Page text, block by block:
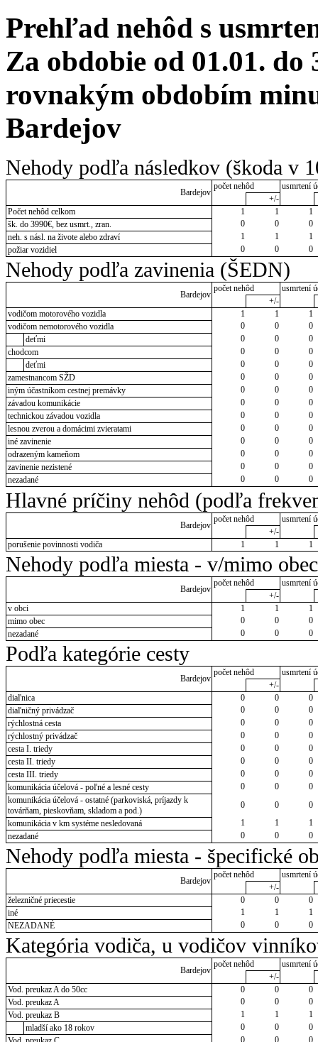
Prehľad nehôd s
Za obdobie od 01.01. do
rovnakým obdobím
Bardejov
Nehody podľa následkov (škoda v
Bardejov
počet nehôd
usmrtení
+/-
Počet nehôd celkom
1 1
1
šk. do 3990€, bez usmrt., zran.
0 0
0
neh. s násl. na živote alebo zdraví
1 1
1
požiar vozidiel
0 0 0
Nehody podľa zavinenia (ŠEDN)
Bardejov
počet nehôd
usmrtení
+/-
vodičom motorového vozidla
1 1
1
vodičom nemotorového vozidla
0 0
0
deťmi
0 0
0
chodcom
0 0
0
deťmi
0 0
0
zamestnancom SŽD
0 0
0
iným účastníkom cestnej premávky
0 0
0
závadou komunikácie
0 0
0
technickou závadou vozidla
0 0
0
lesnou zverou a domácimi zvieratami
0 0
0
iné zavinenie
0 0
0
odrazeným kameňom
0 0
0
zavinenie nezistené
0 0
0
nezadané
0 0 0
Hlavné príčiny nehôd (podľa
Bardejov
počet nehôd
usmrtení
+/-
porušenie povinnosti vodiča
1 1 1
Nehody podľa miesta - v/mimo obec
Bardejov
počet nehôd
usmrtení
+/-
v obci
1 1
1
mimo obec
0 0
0
nezadané
0 0 0
Podľa kategórie cesty
Bardejov
počet nehôd
usmrtení
+/-
diaľnica
0 0
0
diaľničný privádzač
0 0
0
rýchlostná cesta
0 0
0
rýchlostný privádzač
0 0
0
cesta I. triedy
0 0
0
cesta II. triedy
0 0
0
cesta III. triedy
0 0
0
komunikácia účelová - poľné a lesné cesty
0 0
0
komunikácia účelová - ostatné (parkoviská, príjazdy k
továrňam, pieskovňam, skladom a pod.)
0 0
0
komunikácia v km systéme nesledovaná
1 1
1
nezadané
0 0 0
Nehody podľa miesta - špecifické
Bardejov
počet nehôd
usmrtení
+/-
železničné priecestie
0 0
0
iné
1 1
1
NEZADANÉ
0 0 0
Kategória vodiča, u vodičov
Bardejov
počet nehôd
usmrtení
+/-
Vod. preukaz A do 50cc
0 0
0
Vod. preukaz A
0 0
0
Vod. preukaz B
1 1
1
mladší ako 18 rokov
0 0
0